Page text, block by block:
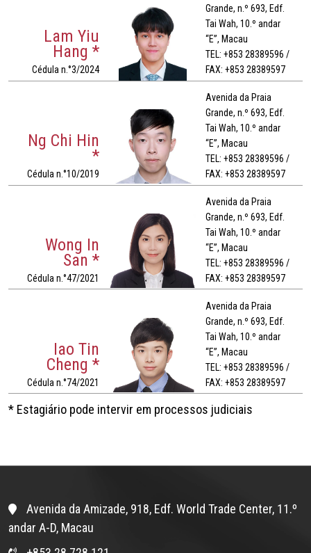
Lam Yiu
Hang *
Cédula n.°3/2024
Grande, n.º 693, Edf.
Tai Wah, 10.º andar
“E”, Macau
TEL: +853 28389596 /
FAX: +853 28389597
Ng Chi Hin
*
Cédula n.°10/2019
Avenida da Praia
Grande, n.º 693, Edf.
Tai Wah, 10.º andar
“E”, Macau
TEL: +853 28389596 /
FAX: +853 28389597
Wong In
San *
Cédula n.°47/2021
Avenida da Praia
Grande, n.º 693, Edf.
Tai Wah, 10.º andar
“E”, Macau
TEL: +853 28389596 /
FAX: +853 28389597
Iao Tin
Cheng *
Cédula n.°74/2021
Avenida da Praia
Grande, n.º 693, Edf.
Tai Wah, 10.º andar
“E”, Macau
TEL: +853 28389596 /
FAX: +853 28389597
* Estagiário pode intervir em processos judiciais
Avenida da Amizade, 918, Edf. World Trade Center, 11.º
andar A-D, Macau